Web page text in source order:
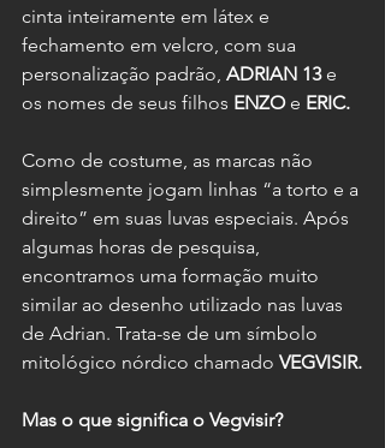
cinta inteiramente em látex e
fechamento em velcro, com sua
personalização padrão, ADRIAN 13 e
os nomes de seus filhos ENZO e ERIC.
Como de costume, as marcas não
simplesmente jogam linhas “a torto e a
direito” em suas luvas especiais. Após
algumas horas de pesquisa,
encontramos uma formação muito
similar ao desenho utilizado nas luvas
de Adrian. Trata-se de um símbolo
mitológico nórdico chamado VEGVISIR.
Mas o que significa o Vegvisir?